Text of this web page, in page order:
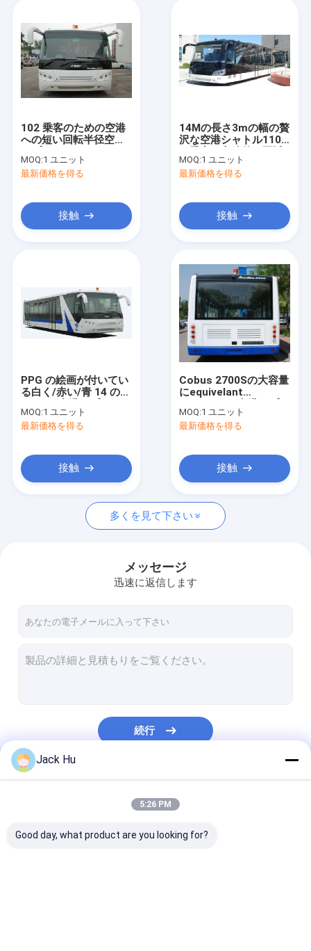
私達について
工場旅行
私達に連絡しなさい
ニュース
引用を要求しなさい
空港エプロン バス
自走式の乗客階段
空港Ambulift
トイレサービストラック
飛行機の乗換バス
102 乗客のための空港
への短い回転半径空港
バス
MOQ:1 ユニット
最新価格を得る
接触
14Mの長さ3mの幅の贅
沢な空港シャトル110
MOQ:1 ユニット
最新価格を得る
接触
PPG の絵画が付いてい
る白く/赤い/青 14 の
バス権利/左手ドライブ
バス
MOQ:1 ユニット
最新価格を得る
接触
Cobus 2700Sの大容量
にequivelant
ン バス
MOQ:1 ユニット
最新価格を得る
接触
多くを見て下さい
メッセージ
迅速に返信します
続行
Jack Hu
5:26 PM
Good day, what product are you looking for?